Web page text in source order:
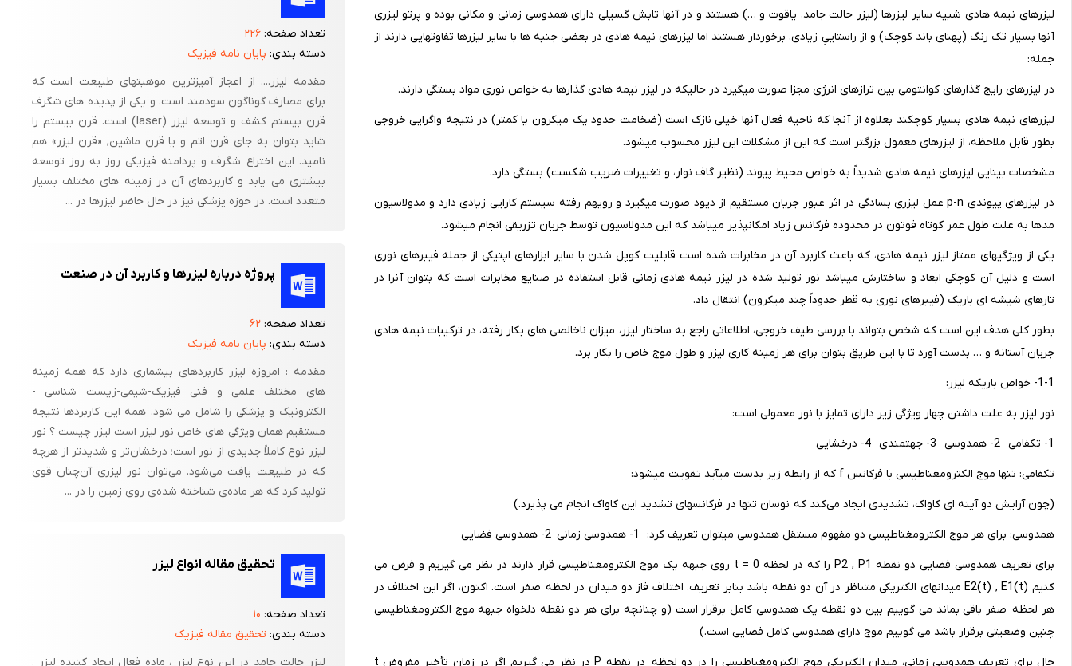
لیزرهای نیمه هادی شبیه سایر لیزرها (لیزر حالت جامد، یاقوت و …) هستند و در آنها تابش گسیلی دارای همدوسی زمانی و مکانی بوده و پرتو لیزری
آنها بسیار تک رنگ (پهنای باند کوچک) و از راستاییِ زیادی، برخوردار هستند اما لیزرهای نیمه هادی در بعضی جنبه ها با سایر لیزرها تفاوتهایی دارند از
جمله:
در لیزرهای رایج گذارهای کوانتومی بین ترازهای انرژی مجزا صورت می‎گیرد در حالیکه در لیزر نیمه هادی گذارها به خواص نوری مواد بستگی دارند.
لیزرهای نیمه هادی بسیار کوچکند بعلاوه از آنجا که ناحیه فعال آنها خیلی نازک است (ضخامت حدود یک میکرون یا کمتر) در نتیجه واگرایی خروجی
بطور قابل ملاحظه، از لیزرهای معمول بزرگتر است که این از مشکلات این لیزر محسوب می‎شود.
مشخصات بینایی لیزرهای نیمه هادی شدیداً به خواص محیط پیوند (نظیر گاف نوار، و تغییرات ضریب شکست) بستگی دارد.
در لیزرهای پیوندی p-n عمل لیزری بسادگی در اثر عبور جریان مستقیم از دیود صورت می‎گیرد و رویهم رفته سیستم کارایی زیادی دارد و مدولاسیون
مدها به علت طول عمر کوتاه فوتون در محدوده فرکانس زیاد امکانپذیر می‎باشد که این مدولاسیون توسط جریان تزریقی انجام می‎شود.
یکی از ویژگیهای ممتاز لیزر نیمه هادی، که باعث کاربرد آن در مخابرات شده است قابلیت کوپل شدن با سایر ابزارهای اپتیکی از جمله فیبرهای نوری
است و دلیل آن کوچکی ابعاد و ساختارش می‎باشد نور تولید شده در لیزر نیمه هادی زمانی قابل استفاده در صنایع مخابرات است که بتوان آنرا در
تارهای شیشه ای باریک (فیبرهای نوری به قطر حدوداً چند میکرون) انتقال داد.
بطور کلی هدف این است که شخص بتواند با بررسی طیف خروجی، اطلاعاتی راجع به ساختار لیزر، میزان ناخالصی های بکار رفته، در ترکیبات نیمه هادی
جریان آستانه و … بدست آورد تا با این طریق بتوان برای هر زمینه کاری لیزر و طول موج خاص را بکار برد.
1-1- خواص باریکه لیزر:
نور لیزر به علت داشتن چهار ویژگی زیر دارای تمایز با نور معمولی است:
1- تکفامی 2- همدوسی 3- جهتمندی 4- درخشایی
تکفامی: تنها موج الکترومغناطیسی با فرکانس f که از رابطه زیر بدست می‎آید تقویت می‎شود:
(چون آرایش دو آینه ای کاواک، تشدیدی ایجاد می‌کند که نوسان تنها در فرکانسهای تشدید این کاواک انجام می پذیرد.)
همدوسی: برای هر موج الکترومغناطیسی دو مفهوم مستقل همدوسی می‎توان تعریف کرد: 1- همدوسی زمانی 2- همدوسی فضایی
برای تعریف همدوسی فضایی دو نقطه P2 , P1 را که در لحظه t = 0 روی جبهه یک موج الکترومغناطیسی قرار دارند در نظر می گیریم و فرض می
کنیم E2(t) , E1(t) میدانهای الکتریکی متناظر در آن دو نقطه باشد بنابر تعریف، اختلاف فاز دو میدان در لحظه صفر است. اکنون، اگر این اختلاف در
هر لحظه صفر باقی بماند می گوییم بین دو نقطه یک همدوسی کامل برقرار است (و چنانچه برای هر دو نقطه دلخواه جبهه موج الکترومغناطیسی
چنین وضعیتی برقرار باشد می گوییم موج دارای همدوسی کامل فضایی است.)
حال برای تعریف همدوسی زمانی، میدان الکتریکی موج الکترومغناطیسی را در دو لحظه در نقطه P در نظر می گیریم اگر در زمان تأخیر مفروض t
تعداد صفحه:۲۲۶
دسته بندی: پایان نامه فیزیک
مقدمه لیزر.... از اعجاز آمیزترین موهبتهای طبیعت است که
برای مصارف گوناگون سودمند است. و یکی از پدیده های شگرف
قرن بیستم کشف و توسعه لیزر (laser) است. قرن بیستم را
شاید بتوان به جای قرن اتم و یا قرن ماشین, «قرن لیزر» هم
نامید. این اختراع شگرف و پردامنه فیزیکی روز به روز توسعه
بیشتری می یابد و کاربردهای آن در زمینه های مختلف بسیار
متعدد است. در حوزه پزشکی نیز در حال حاضر لیزرها در ...
پروژه درباره لیزرها و کاربرد آن در صنعت
تعداد صفحه:۶۲
دسته بندی: پایان نامه فیزیک
مقدمه : امروزه لیزر کاربردهای بیشماری دارد که همه زمینه
های مختلف علمی و فنی فیزیک-شیمی-زیست شناسی -
الکترونیک و پزشکی را شامل می شود. همه این کاربردها نتیجه
مستقیم همان ویژگی های خاص نور لیزر است لیزر چیست ؟ نور
لیزر نوع کاملاً جدیدی از نور است؛ درخشان‌تر و شدیدتر از هرچه
که در طبیعت یافت می‌شود. می‌توان نور لیزری آن‌چنان قوی
تولید کرد که هر ماده‌ی شناخته شده‌ی روی زمین را در ...
تحقیق مقاله انواع لیزر
تعداد صفحه: ۱۰
دسته بندی: تحقیق مقاله فیزیک
لیزر حالت جامد در این نوع لیزر ، ماده فعال ایجاد کننده لیزر ،